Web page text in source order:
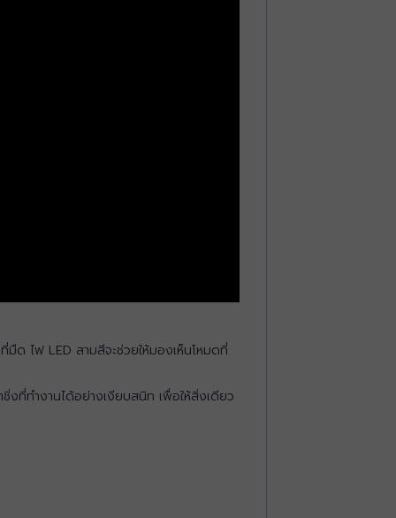
มืด ไฟ LED สามสีจะช่วยให้มองเห็นโหมดที่
ที่ทำงานได้อย่างเงียบสนิท เพื่อให้สิ่งเดียว